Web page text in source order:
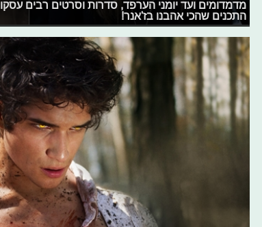
מדמדומים ועד יומני הערפד, סדרות וסרטים רבים
התכנים שהכי אהבנו בז'אנר!